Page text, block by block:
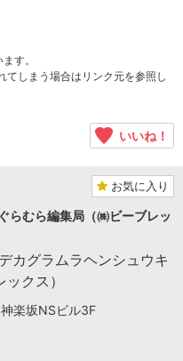
す。
てしまう場合はリンク元を参照し
いいね！
お気に入り
らむら編集局（㈱ビーブレッ
カグラムラヘンシュウキ
クス）
楽坂NSビル3F